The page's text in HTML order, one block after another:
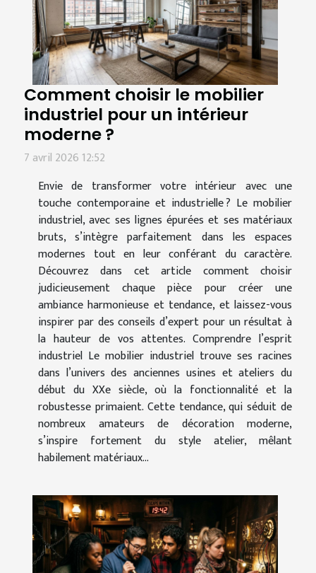
Comment choisir le mobilier
industriel pour un intérieur
moderne ?
7 avril 2026 12:52
Envie de transformer votre intérieur avec une
touche contemporaine et industrielle ? Le mobilier
industriel, avec ses lignes épurées et ses matériaux
bruts, s’intègre parfaitement dans les espaces
modernes tout en leur conférant du caractère.
Découvrez dans cet article comment choisir
judicieusement chaque pièce pour créer une
ambiance harmonieuse et tendance, et laissez-vous
inspirer par des conseils d’expert pour un résultat à
la hauteur de vos attentes. Comprendre l’esprit
industriel Le mobilier industriel trouve ses racines
dans l’univers des anciennes usines et ateliers du
début du XXe siècle, où la fonctionnalité et la
robustesse primaient. Cette tendance, qui séduit de
nombreux amateurs de décoration moderne,
s’inspire fortement du style atelier, mêlant
habilement matériaux...